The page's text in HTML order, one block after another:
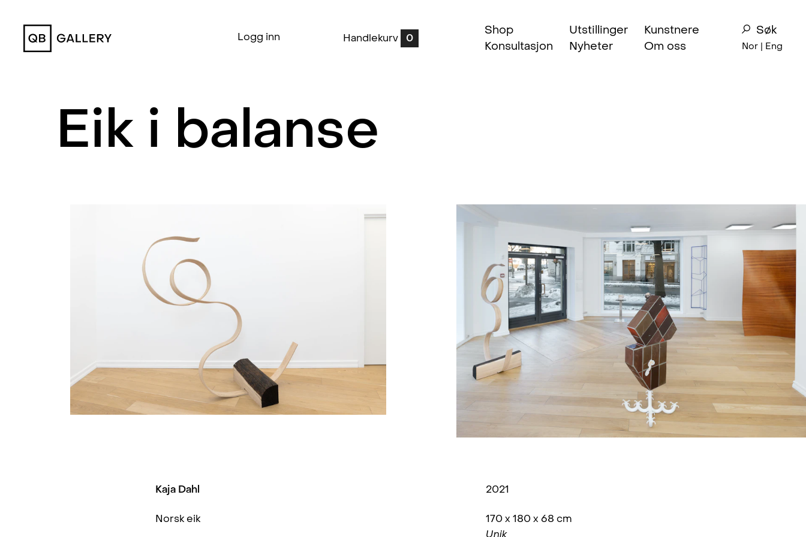
QB Gallery Logg inn Handlekurv 0
Shop Utstillinger
Kunstnere
Konsultasjon
Nyheter Om oss
Søk
Nor | Eng
Eik i balanse
Kaja Dahl 2021
Norsk eik
170 x 180 x 68 cm
Unik